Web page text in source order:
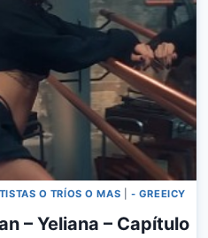
O TRÍOS O MAS - GREEICY
– Yeliana – Capítulo